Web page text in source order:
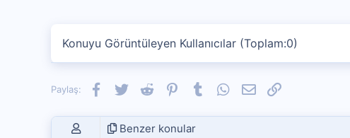
Konuyu Görüntüleyen Kullanıcılar (Toplam:0)
Paylaş: Facebook
TwitterReddit PinterestTumblrWhatsApp
E-postaLink
Benzer konular